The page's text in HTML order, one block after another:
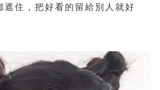
遮住，把好看的留給別人就好